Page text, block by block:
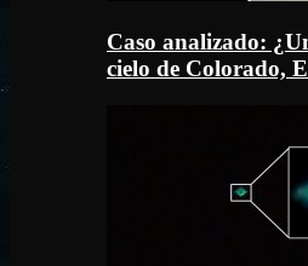
Caso analizado:
cielo de Colorado,